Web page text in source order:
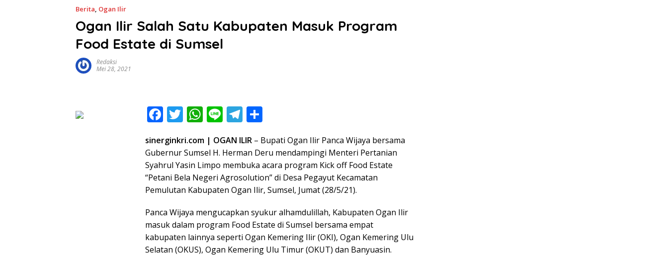
Berita, Ogan Ilir
Ogan Ilir Salah Satu Kabupaten Masuk Program
Food Estate di Sumsel
Redaksi
Mei 28, 2021
F
e
b
o
o
k
T
itt
er
W
at
s
A
p
p
Li
e
T
e
gr
a
m
ar
e
sinerginkri.com | OGAN ILIR – Bupati Ogan Ilir Panca Wijaya bersama
Gubernur Sumsel H. Herman Deru mendampingi Menteri Pertanian
Syahrul Yasin Limpo membuka acara program Kick off Food Estate
“Petani Bela Negeri Agrosolution” di Desa Pegayut Kecamatan
Pemulutan Kabupaten Ogan Ilir, Sumsel, Jumat (28/5/21).
Panca Wijaya mengucapkan syukur alhamdulillah, Kabupaten Ogan Ilir
masuk dalam program Food Estate di Sumsel bersama empat
kabupaten lainnya seperti Ogan Kemering Ilir (OKI), Ogan Kemering Ulu
Selatan (OKUS), Ogan Kemering Ulu Timur (OKUT) dan Banyuasin.